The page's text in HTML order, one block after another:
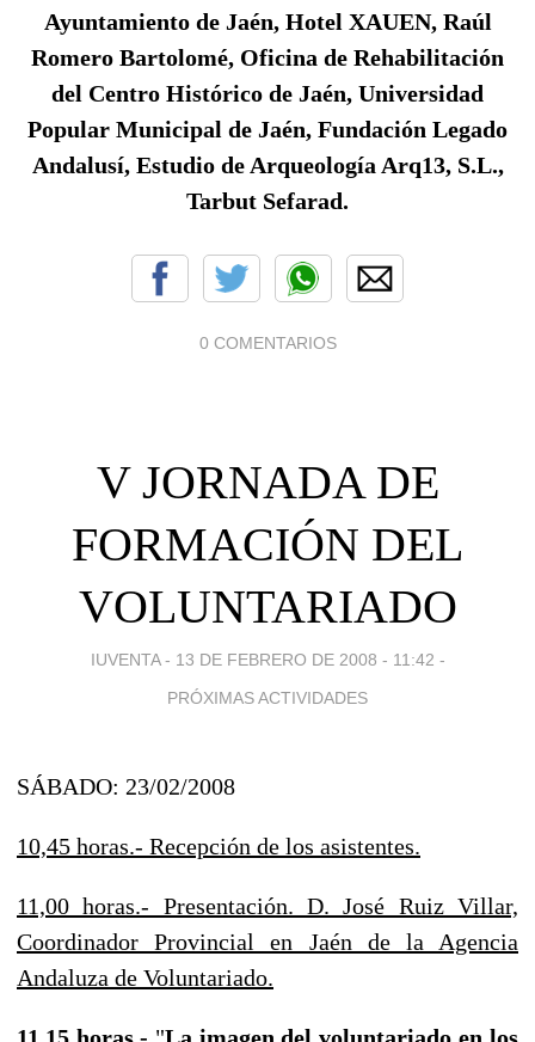
Ayuntamiento de Jaén, Hotel XAUEN, Raúl
Romero Bartolomé, Oficina de Rehabilitación
del Centro Histórico de Jaén, Universidad
Popular Municipal de Jaén, Fundación Legado
Andalusí, Estudio de Arqueología Arq13, S.L.,
Tarbut Sefarad.
0 COMENTARIOS
V JORNADA DE
FORMACIÓN DEL
VOLUNTARIADO
IUVENTA - 13 DE FEBRERO DE 2008 - 11:42 -
PRÓXIMAS ACTIVIDADES
SÁBADO: 23/02/2008
10,45 horas.- Recepción de los asistentes.
11,00 horas.- Presentación. D. José Ruiz Villar,
Coordinador Provincial en Jaén de la Agencia
Andaluza de Voluntariado.
11,15 horas.- "La imagen del voluntariado en los